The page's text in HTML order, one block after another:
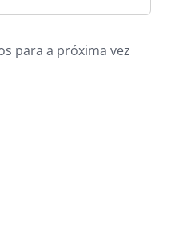
para a próxima vez